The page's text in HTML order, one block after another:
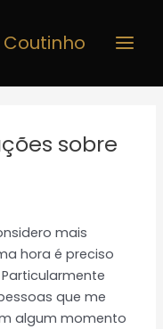
sobre
mais
hora é preciso
que me
algum momento